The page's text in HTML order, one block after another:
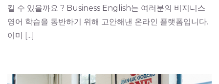
킬 수 있을까요 ? Business English는 여러분의 비지니스
영어 학습을 동반하기 위해 고안해낸 온라인 플랫폼입니다.
이미 [...]